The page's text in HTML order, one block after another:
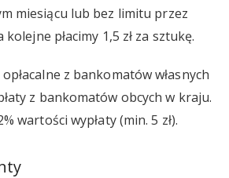
miesiącu lub bez limitu przez
płacimy 1,5 zł za sztukę.
z bankomatów własnych
z bankomatów obcych w kraju.
wartości wypłaty (min. 5 zł).